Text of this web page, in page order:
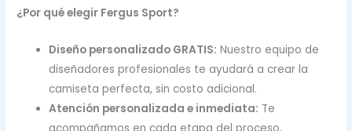
¿Por qué elegir Fergus Sport?
Diseño personalizado GRATIS: Nuestro equipo de
diseñadores profesionales te ayudará a crear la
camiseta perfecta, sin costo adicional.
Atención personalizada e inmediata: Te